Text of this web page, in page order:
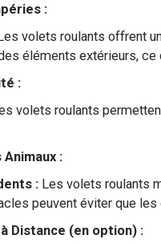
:
volets roulants offrent
éléments extérieurs, ce
:
volets roulants
:
: Les volets roulants
peuvent éviter que
Distance (en option) :